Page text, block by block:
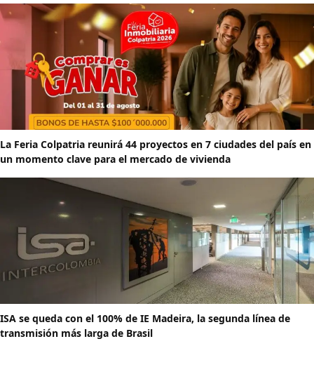
La Feria Colpatria reunirá 44 proyectos en 7 ciudades del país en
un momento clave para el mercado de vivienda
ISA se queda con el 100% de IE Madeira, la segunda línea de
transmisión más larga de Brasil